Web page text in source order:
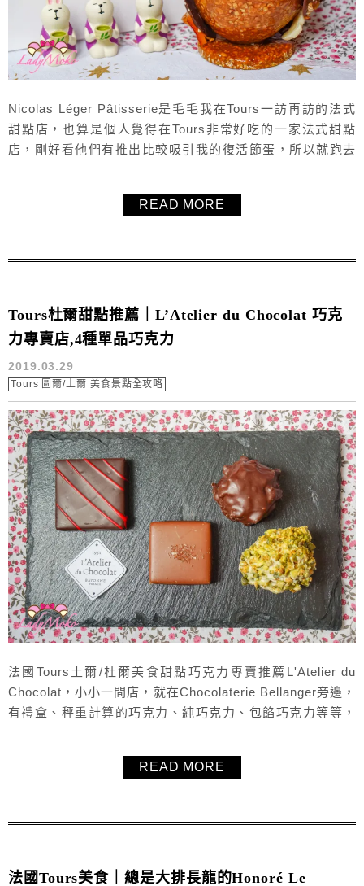
Nicolas Léger Pâtisserie是毛毛我在Tours一訪再訪的法式
甜點店，也算是個人覺得在Tours非常好吃的一家法式甜點
店，剛好看他們有推出比較吸引我的復活節蛋，所以就跑去
READ MORE
Tours杜爾甜點推薦｜L’Atelier du Chocolat 巧克
力專賣店,4種單品巧克力
2019.03.29
Tours 圖爾/土爾 美食景點全攻略
法國Tours土爾/杜爾美食甜點巧克力專賣推薦L'Atelier du
Chocolat，小小一間店，就在Chocolaterie Bellanger旁邊，
有禮盒、秤重計算的巧克力、純巧克力、包餡巧克力等等，
單顆的巧克力都頗有份量，很推薦可以試試。
READ MORE
法國Tours美食｜總是大排長龍的Honoré Le